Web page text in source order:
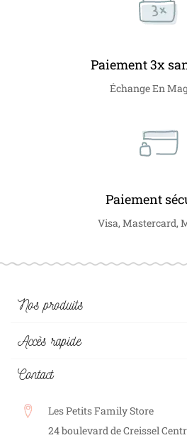
Paiement 3x
Échange En
Paiement
Visa, Mastercard,
Nos produits
Accès rapide
Contact
Les Petits Family Store
24 boulevard de Creissel